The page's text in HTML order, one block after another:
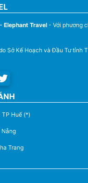
Tại Huế – Từ 4 Chỗ
Elephant Travel - Với phương
Sở Kế Hoạch và Đầu Tư tỉnh
Huế (*)
Trang